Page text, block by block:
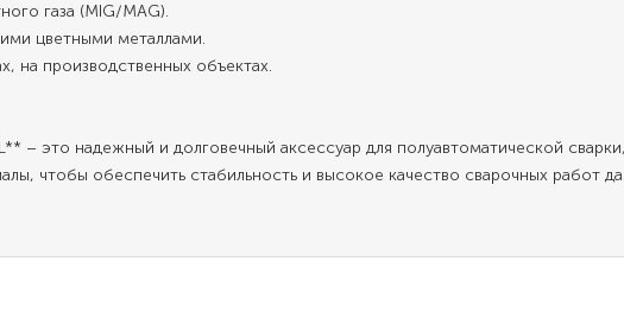
газа (MIG/MAG).
цветными металлами.
на производственных объектах.
– это надежный и долговечный аксессуар для полуавтоматической
чтобы обеспечить стабильность и высокое качество сварочных работ